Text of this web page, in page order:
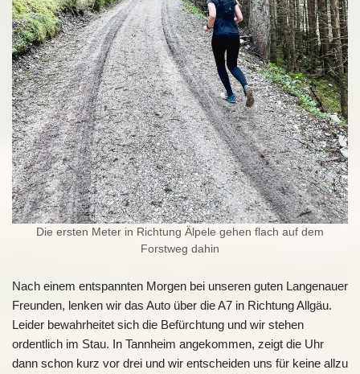
Die ersten Meter in Richtung Älpele gehen flach auf dem
Forstweg dahin
Nach einem entspannten Morgen bei unseren guten Langenauer
Freunden, lenken wir das Auto über die A7 in Richtung Allgäu.
Leider bewahrheitet sich die Befürchtung und wir stehen
ordentlich im Stau. In Tannheim angekommen, zeigt die Uhr
dann schon kurz vor drei und wir entscheiden uns für keine allzu